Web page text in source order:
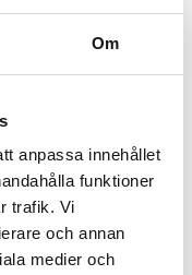
Om
anpassa innehållet
funktioner
trafik. Vi
och annan
medier och